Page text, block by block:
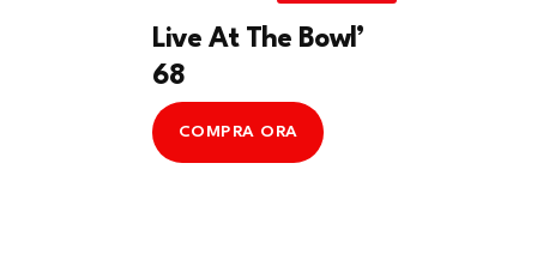
Live At The Bowl’
68
COMPRA ORA